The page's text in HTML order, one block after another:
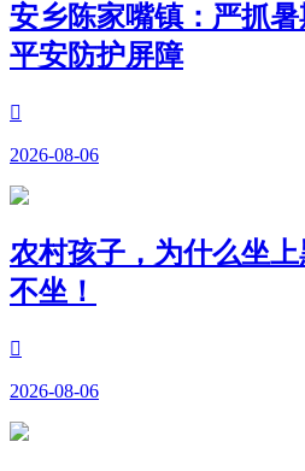
安乡陈家嘴镇：严抓
平安防护屏障

2026-08-06
农村孩子，为什么坐
不坐！

2026-08-06